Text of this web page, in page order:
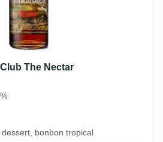
The Nectar
bonbon tropical